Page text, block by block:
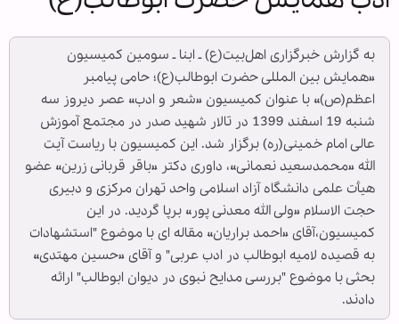
به گزارش خبرگزاری اهل‌بیت(ع) ـ ابنا ـ سومین کمیسیون
«همایش بین المللی حضرت ابوطالب(ع)؛ حامی پیامبر
اعظم(ص)» با عنوان کمیسیون «شعر و ادب» عصر دیروز سه
شنبه 19 اسفند 1399 در تالار شهید صدر در مجتمع آموزش
عالی امام خمینی(ره) برگزار شد. این کمیسیون با ریاست آیت
الله «محمدسعید نعمانی»، داوری دکتر «باقر قربانی زرین» عضو
هیأت علمی دانشگاه آزاد اسلامی واحد تهران مرکزی و دبیری
حجت الاسلام «ولی الله معدنی پور» برپا گردید. در این
کمیسیون،آقای «احمد براریان» مقاله ای با موضوع "استشهادات
به قصیده لامیه ابوطالب در ادب عربی" و آقای «حسین مهتدی»
بحثی با موضوع "بررسی مدایح نبوی در دیوان ابوطالب" ارائه
دادند.